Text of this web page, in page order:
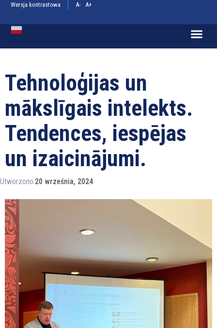
Wersja kontrastowa A- A+
Tehnoloģijas un
mākslīgais intelekts.
Tendences, iespējas
un izaicinājumi.
Utworzono:20 września, 2024